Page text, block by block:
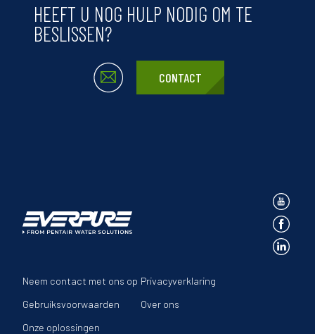
HEEFT U NOG HULP NODIG OM TE
BESLISSEN?
CONTACT
Neem contact met ons op Privacyverklaring
Gebruiksvoorwaarden
Over ons
Onze oplossingen